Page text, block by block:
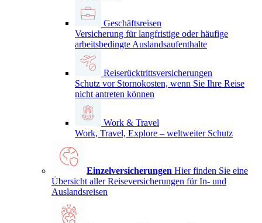
Geschäftsreisen
Versicherung für langfristige oder häufige
arbeitsbedingte Auslandsaufenthalte
Reiserücktrittsversicherungen
Schutz vor Stornokosten, wenn Sie Ihre Reise
nicht antreten können
Work & Travel
Work, Travel, Explore – weltweiter Schutz
Einzelversicherungen Hier finden Sie eine
Übersicht aller Reiseversicherungen für In- und
Auslandsreisen